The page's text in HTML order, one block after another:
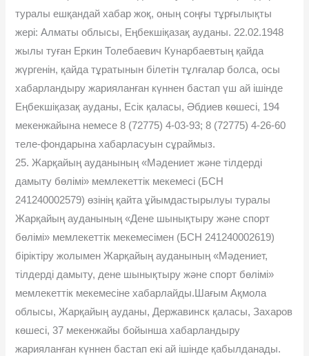
туралы ешқандай хабар жоқ, оның соңғы тұрғылықты
жері: Алматы облысы, Еңбекшіқазақ ауданы. 22.02.1948
жылы туған Еркин Толебаевич Кунарбаевтың қайда
жүргенін, қайда тұратынын білетін тұлғалар болса, осы
хабарландыру жарияланған күннен бастап үш ай ішінде
Еңбекшіқазақ ауданы, Есік қаласы, Əбдиев көшесі, 194
мекенжайына немесе 8 (72775) 4-03-93; 8 (72775) 4-26-60
теле-фондарына хабарласуын сұраймыз.
25. Жарқайың ауданының «Мəдениет жəне тілдерді
дамыту бөлімі» мемлекеттік мекемесі (БСН
241240002579) өзінің қайта ұйымдастырылуы туралы
Жарқайың ауданының «Дене шынықтыру жəне спорт
бөлімі» мемлекеттік мекемесімен (БСН 241240002619)
біріктіру жолымен Жарқайың ауданының «Мəдениет,
тілдерді дамыту, дене шынықтыру жəне спорт бөлімі»
мемлекеттік мекемесіне хабарлайды.Шағым Ақмола
облысы, Жарқайың ауданы, Державинск қаласы, Захаров
көшесі, 37 мекенжайы бойынша хабарландыру
жарияланған күннен бастап екі ай ішінде қабылданады.